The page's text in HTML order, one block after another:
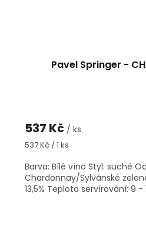
Pavel Springer -
537 Kč / ks
Měrná
537 Kč / 1 ks
Barva: Bílé víno Styl: suché
Chardonnay/Sylvánské
13,5% Teplota servírování: 9 -